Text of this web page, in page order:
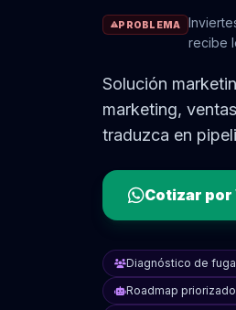
PROBLEMA
recibe
Solución
marketing,
traduzca en
Cotizar por
Diagnóstico de
Roadmap